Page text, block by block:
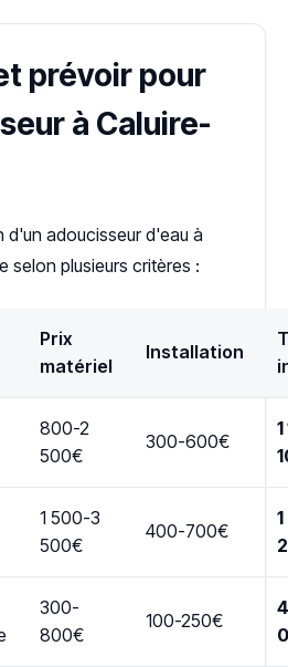
prévoir pour
à Caluire-
adoucisseur d'eau à
selon plusieurs critères :
Prix
matériel
Installation
800-2
500€
300-600€
1 500-3
500€
400-700€
300-
800€
100-250€